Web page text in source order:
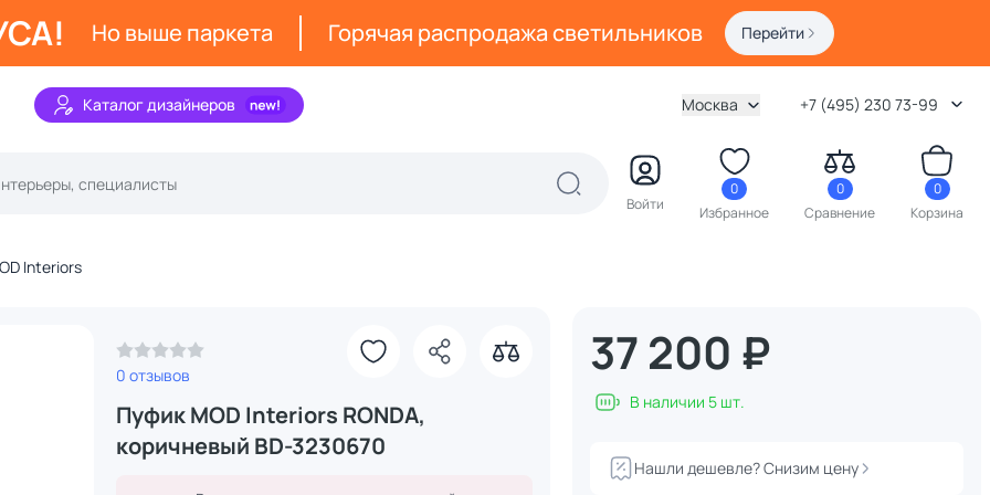
Но выше паркета Горячая распродажа светильников Перейти
Каталог дизайнеров Москва +7 (495) 230 73-99
Войти
0
Избранное
0
Сравнение
0
Корзина
Interiors
0 отзывов
Пуфик MOD Interiors RONDA,
коричневый BD-3230670
37 200 ₽
В наличии 5 шт.
Нашли дешевле? Снизим цену